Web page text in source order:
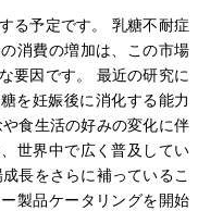
る予定です。 乳糖不耐症
消費の増加は、この市場
要因です。 最近の研究に
を妊娠後に消化する能力
食生活の好みの変化に伴
世界中で広く普及してい
長をさらに補っているこ
製品ケータリングを開始